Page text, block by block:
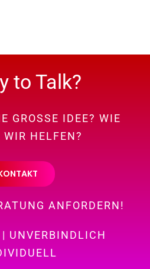
to Talk?
GROSSE IDEE? WIE
WIR HELFEN?
ANFORDERN!
UNVERBINDLICH